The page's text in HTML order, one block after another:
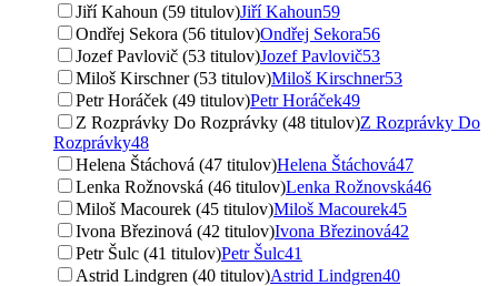
Jiří Kahoun (59 titulov)Jiří Kahoun59
Ondřej Sekora (56 titulov)Ondřej Sekora56
Jozef Pavlovič (53 titulov)Jozef Pavlovič53
Miloš Kirschner (53 titulov)Miloš Kirschner53
Petr Horáček (49 titulov)Petr Horáček49
Z Rozprávky Do Rozprávky (48 titulov)Z Rozprávky Do
Rozprávky48
Helena Štáchová (47 titulov)Helena Štáchová47
Lenka Rožnovská (46 titulov)Lenka Rožnovská46
Miloš Macourek (45 titulov)Miloš Macourek45
Ivona Březinová (42 titulov)Ivona Březinová42
Petr Šulc (41 titulov)Petr Šulc41
Astrid Lindgren (40 titulov)Astrid Lindgren40